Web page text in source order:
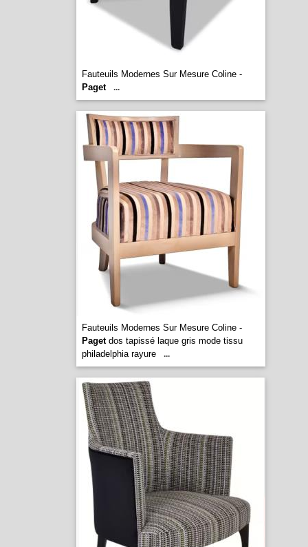
Fauteuils Modernes Sur Mesure Coline -
Paget
...
Fauteuils Modernes Sur Mesure Coline -
Pagetdos tapissé laque gris mode tissu
philadelphia rayure
...